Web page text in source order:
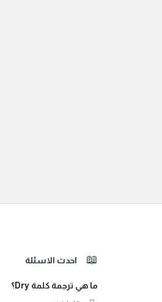
الفوتراحدث الاسئلة
ما هي ترجمة كلمة Dry؟